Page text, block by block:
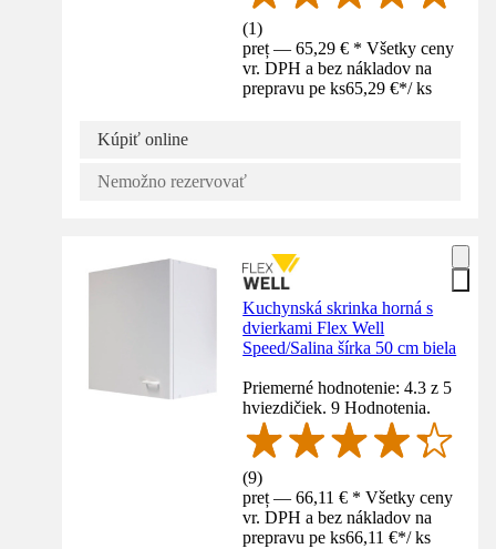
(1)
preț — 65,29 € * Všetky ceny
vr. DPH a bez nákladov na
prepravu pe ks65,29 €*/ ks
Kúpiť online
Nemožno rezervovať
Kuchynská skrinka horná s
dvierkami Flex Well
Speed/Salina šírka 50 cm biela
Priemerné hodnotenie: 4.3 z 5
hviezdičiek. 9 Hodnotenia.
(9)
preț — 66,11 € * Všetky ceny
vr. DPH a bez nákladov na
prepravu pe ks66,11 €*/ ks